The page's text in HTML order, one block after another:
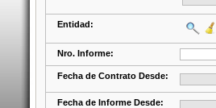
Entidad:
Nro. Informe:
Fecha de Contrato Desde:
Fecha de Informe Desde: